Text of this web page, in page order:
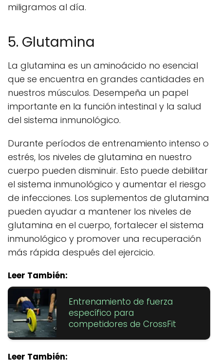
miligramos al día.
5. Glutamina
La glutamina es un aminoácido no esencial
que se encuentra en grandes cantidades en
nuestros músculos. Desempeña un papel
importante en la función intestinal y la salud
del sistema inmunológico.
Durante períodos de entrenamiento intenso o
estrés, los niveles de glutamina en nuestro
cuerpo pueden disminuir. Esto puede debilitar
el sistema inmunológico y aumentar el riesgo
de infecciones. Los suplementos de glutamina
pueden ayudar a mantener los niveles de
glutamina en el cuerpo, fortalecer el sistema
inmunológico y promover una recuperación
más rápida después del ejercicio.
Leer También:
Entrenamiento de fuerza
específico para
competidores de CrossFit
Leer También: